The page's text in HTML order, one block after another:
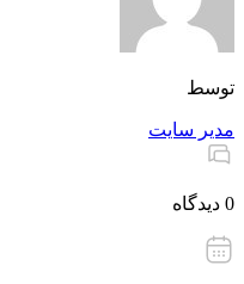
توسط
مدیر سایت
0 دیدگاه